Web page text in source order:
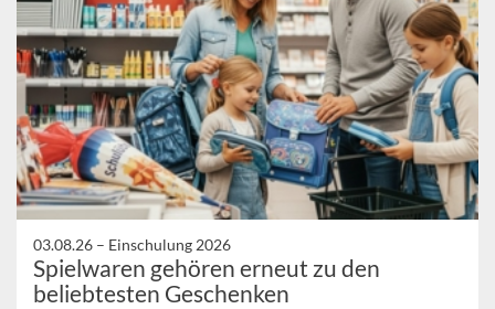
03.08.26 – Einschulung 2026
Spielwaren gehören erneut zu den
beliebtesten Geschenken